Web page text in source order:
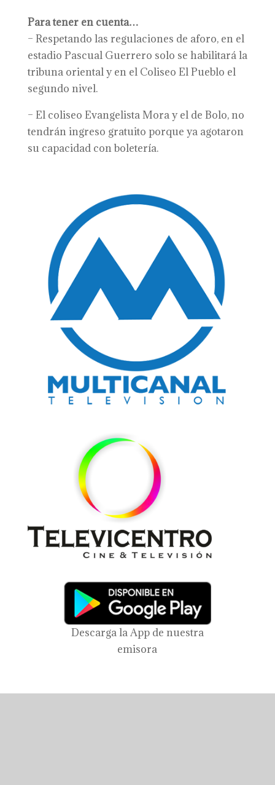
Para tener en cuenta…
– Respetando las regulaciones de aforo, en el
estadio Pascual Guerrero solo se habilitará la
tribuna oriental y en el Coliseo El Pueblo el
segundo nivel.
– El coliseo Evangelista Mora y el de Bolo, no
tendrán ingreso gratuito porque ya agotaron
su capacidad con boletería.
Descarga la App de nuestra
emisora